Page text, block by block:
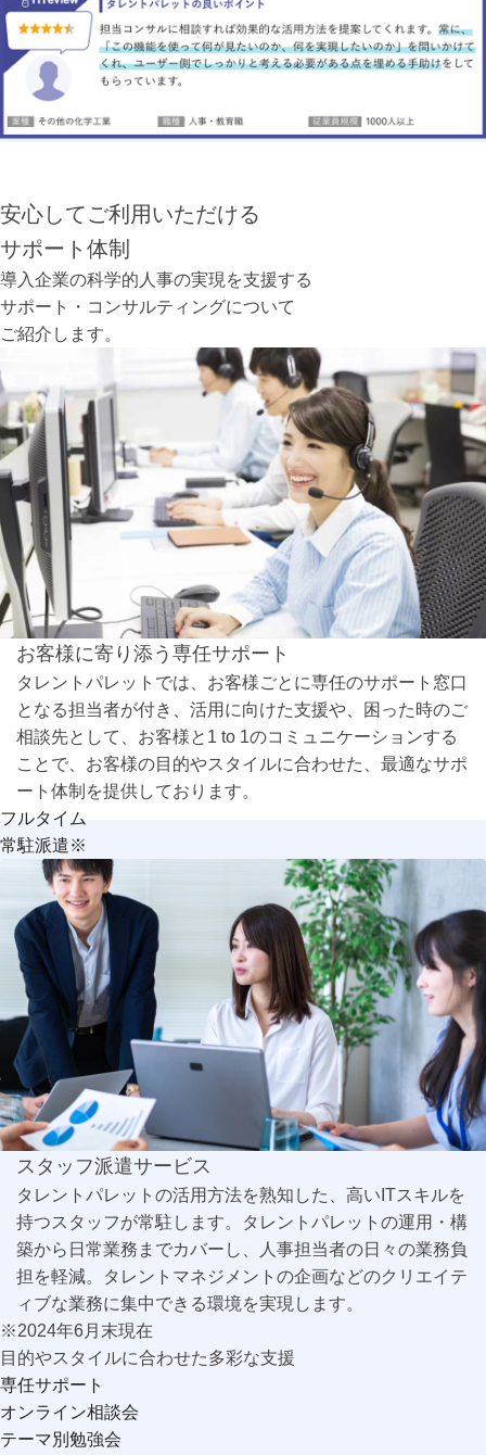
安心してご利用いただける
サポート体制
導入企業の科学的人事の実現を支援する
サポート・コンサルティングについて
ご紹介します。
お客様に寄り添う専任サポート
タレントパレットでは、お客様ごとに専任のサポート窓口
となる担当者が付き、活用に向けた支援や、困った時のご
相談先として、お客様と1 to 1のコミュニケーションする
ことで、お客様の目的やスタイルに合わせた、最適なサポ
ート体制を提供しております。
フルタイム
常駐派遣※
スタッフ派遣サービス
タレントパレットの活用方法を熟知した、高いITスキルを
持つスタッフが常駐します。タレントパレットの運用・構
築から日常業務までカバーし、人事担当者の日々の業務負
担を軽減。タレントマネジメントの企画などのクリエイテ
ィブな業務に集中できる環境を実現します。
※2024年6月末現在
目的やスタイルに合わせた多彩な支援
専任サポート
オンライン相談会
テーマ別勉強会